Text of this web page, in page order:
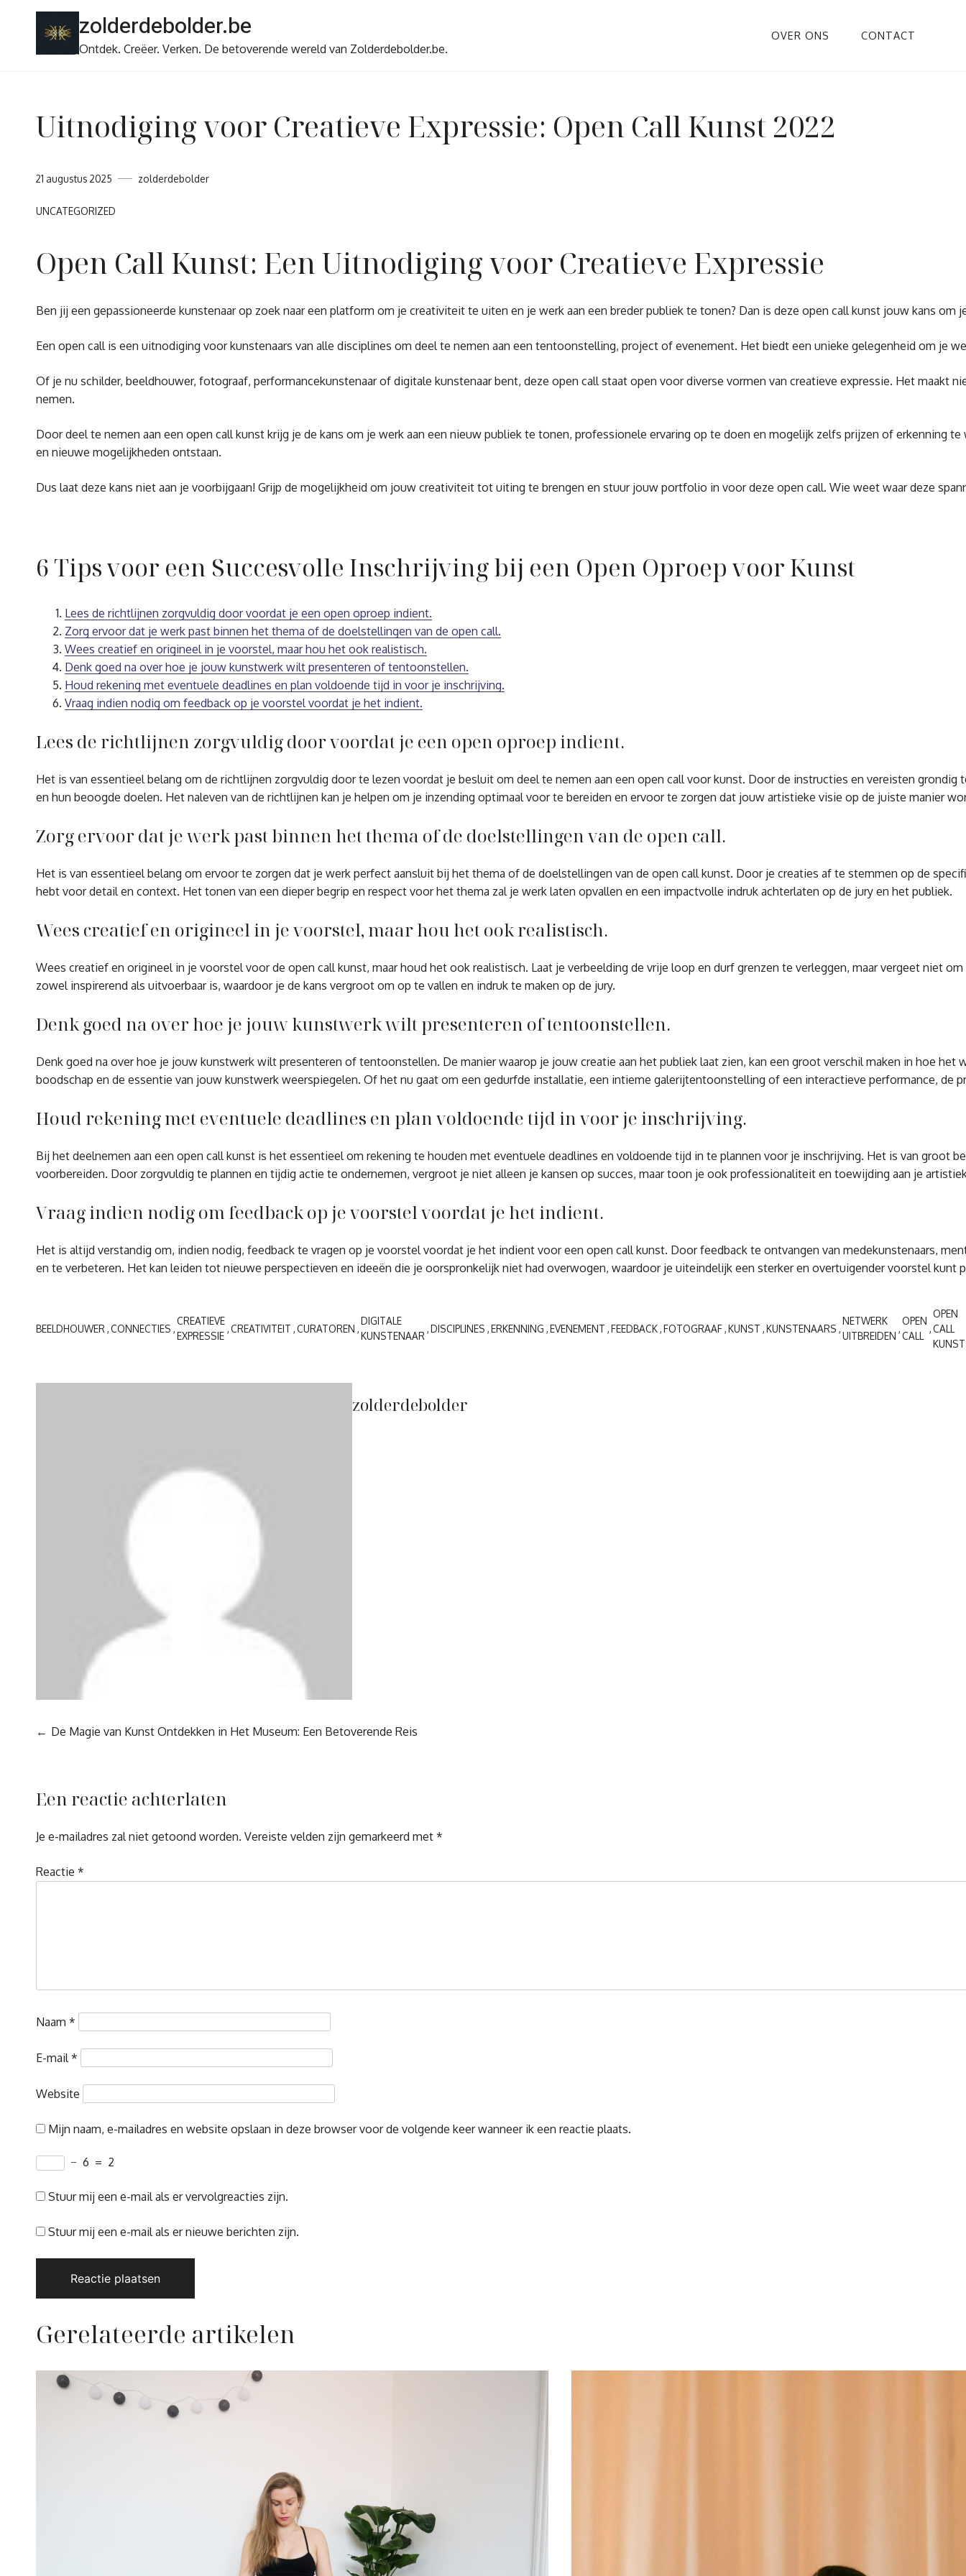
zolderdebolder.be
Ontdek. Creëer. Verken. De betoverende wereld van Zolderdebolder.be.
OVER ONS CONTACT
Uitnodiging voor Creatieve Expressie: Open Call Kunst 2022
21 augustus 2025 zolderdebolder
UNCATEGORIZED
Open Call Kunst: Een Uitnodiging voor Creatieve Expressie
Ben jij een gepassioneerde kunstenaar op zoek naar een platform om je creativiteit te uiten en je werk aan een breder publiek te tonen? Dan is deze open call kunst jouw kans
Een open call is een uitnodiging voor kunstenaars van alle disciplines om deel te nemen aan een tentoonstelling, project of evenement. Het biedt een unieke gelegenheid om je
Of je nu schilder, beeldhouwer, fotograaf, performancekunstenaar of digitale kunstenaar bent, deze open call staat open voor diverse vormen van creatieve expressie. Het
nemen.
Door deel te nemen aan een open call kunst krijg je de kans om je werk aan een nieuw publiek te tonen, professionele ervaring op te doen en mogelijk zelfs prijzen of
en nieuwe mogelijkheden ontstaan.
Dus laat deze kans niet aan je voorbijgaan! Grijp de mogelijkheid om jouw creativiteit tot uiting te brengen en stuur jouw portfolio in voor deze open call. Wie weet waar deze
6 Tips voor een Succesvolle Inschrijving bij een Open Oproep voor Kunst
Lees de richtlijnen zorgvuldig door voordat je een open oproep indient.
Zorg ervoor dat je werk past binnen het thema of de doelstellingen van de open call.
Wees creatief en origineel in je voorstel, maar hou het ook realistisch.
Denk goed na over hoe je jouw kunstwerk wilt presenteren of tentoonstellen.
Houd rekening met eventuele deadlines en plan voldoende tijd in voor je inschrijving.
Vraag indien nodig om feedback op je voorstel voordat je het indient.
Lees de richtlijnen zorgvuldig door voordat je een open oproep indient.
Het is van essentieel belang om de richtlijnen zorgvuldig door te lezen voordat je besluit om deel te nemen aan een open call voor kunst. Door de instructies en vereisten
en hun beoogde doelen. Het naleven van de richtlijnen kan je helpen om je inzending optimaal voor te bereiden en ervoor te zorgen dat jouw artistieke visie op de juiste manier
Zorg ervoor dat je werk past binnen het thema of de doelstellingen van de open call.
Het is van essentieel belang om ervoor te zorgen dat je werk perfect aansluit bij het thema of de doelstellingen van de open call kunst. Door je creaties af te stemmen op de
hebt voor detail en context. Het tonen van een dieper begrip en respect voor het thema zal je werk laten opvallen en een impactvolle indruk achterlaten op de jury en het publiek.
Wees creatief en origineel in je voorstel, maar hou het ook realistisch.
Wees creatief en origineel in je voorstel voor de open call kunst, maar houd het ook realistisch. Laat je verbeelding de vrije loop en durf grenzen te verleggen, maar vergeet niet
zowel inspirerend als uitvoerbaar is, waardoor je de kans vergroot om op te vallen en indruk te maken op de jury.
Denk goed na over hoe je jouw kunstwerk wilt presenteren of tentoonstellen.
Denk goed na over hoe je jouw kunstwerk wilt presenteren of tentoonstellen. De manier waarop je jouw creatie aan het publiek laat zien, kan een groot verschil maken in hoe
boodschap en de essentie van jouw kunstwerk weerspiegelen. Of het nu gaat om een gedurfde installatie, een intieme galerijtentoonstelling of een interactieve performance, de
Houd rekening met eventuele deadlines en plan voldoende tijd in voor je inschrijving.
Bij het deelnemen aan een open call kunst is het essentieel om rekening te houden met eventuele deadlines en voldoende tijd in te plannen voor je inschrijving. Het is van
voorbereiden. Door zorgvuldig te plannen en tijdig actie te ondernemen, vergroot je niet alleen je kansen op succes, maar toon je ook professionaliteit en toewijding aan je
Vraag indien nodig om feedback op je voorstel voordat je het indient.
Het is altijd verstandig om, indien nodig, feedback te vragen op je voorstel voordat je het indient voor een open call kunst. Door feedback te ontvangen van medekunstenaars,
en te verbeteren. Het kan leiden tot nieuwe perspectieven en ideeën die je oorspronkelijk niet had overwogen, waardoor je uiteindelijk een sterker en overtuigender voorstel kunt
BEELDHOUWER CONNECTIES
CREATIEVE
EXPRESSIE
CREATIVITEIT CURATOREN
DIGITALE
KUNSTENAAR
DISCIPLINES ERKENNING EVENEMENT FEEDBACK FOTOGRAAF KUNST KUNSTENAARS
NETWERK
UITBREIDEN
OPEN
CALL
OPEN
CALL
KUNST
zolderdebolder
Berichtnavigatie
De Magie van Kunst Ontdekken in Het Museum: Een Betoverende Reis
Een reactie achterlaten
Je e-mailadres zal niet getoond worden. Vereiste velden zijn gemarkeerd met *
Reactie *
Naam *
E-mail *
Website
Mijn naam, e-mailadres en website opslaan in deze browser voor de volgende keer wanneer ik een reactie plaats.
− 6 = 2
Stuur mij een e-mail als er vervolgreacties zijn.
Stuur mij een e-mail als er nieuwe berichten zijn.
Gerelateerde artikelen